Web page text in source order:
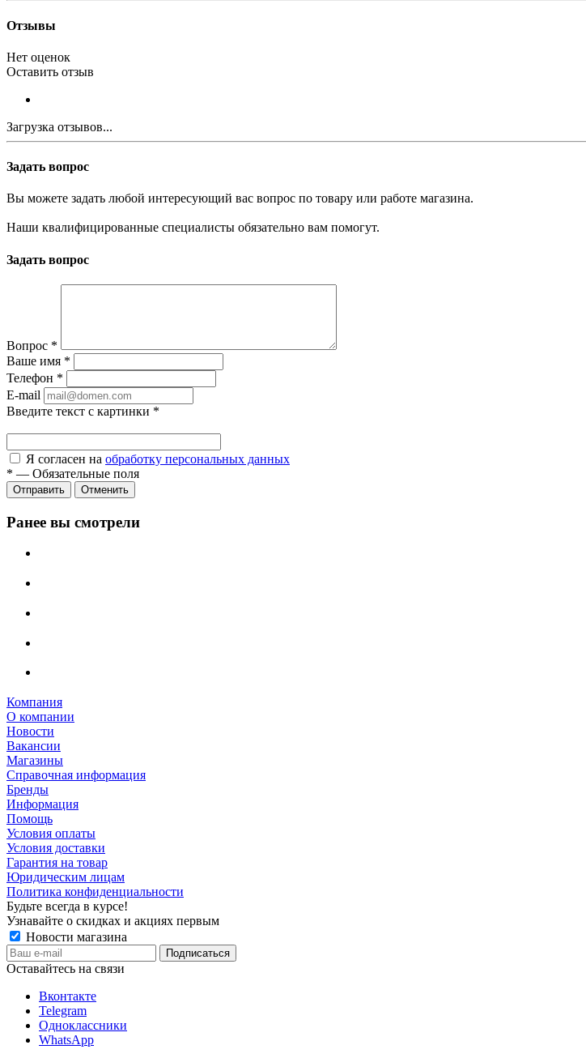
Отзывы
Нет оценок
Оставить отзыв
Загрузка отзывов...
Задать вопрос
Вы можете задать любой интересующий вас вопрос по товару или работе магазина.
Наши квалифицированные специалисты обязательно вам помогут.
Задать вопрос
Вопрос *
Ваше имя *
Телефон *
E-mail
Введите текст с картинки *
Я согласен на обработку персональных данных
* — Обязательные поля
Отправить Отменить
Ранее вы смотрели
Компания
О компании
Новости
Вакансии
Магазины
Справочная информация
Бренды
Информация
Помощь
Условия оплаты
Условия доставки
Гарантия на товар
Юридическим лицам
Политика конфиденциальности
Будьте всегда в курсе!
Узнавайте о скидках и акциях первым
Новости магазина
Оставайтесь на связи
Вконтакте
Telegram
Одноклассники
WhatsApp